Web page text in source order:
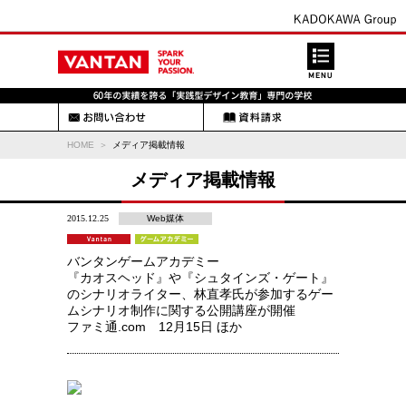
HOME メディア掲載情報
メディア掲載情報
2015.12.25 Web媒体
バンタンゲームアカデミー
『カオスヘッド』や『シュタインズ・ゲート』
のシナリオライター、林直孝氏が参加するゲー
ムシナリオ制作に関する公開講座が開催
ファミ通.com 12月15日 ほか